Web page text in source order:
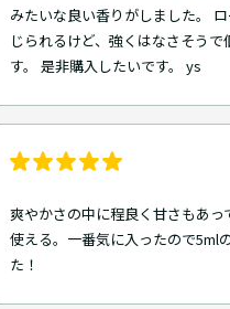
みたいな良い香りがしました。
じられるけど、強くはなさそうで
す。 是非購入したいです。 ys
爽やかさの中に程良く甘さもあっ
使える。一番気に入ったので5ml
た！